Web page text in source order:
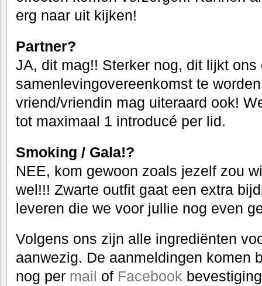
erg naar uit kijken!
Partner?
JA, dit mag!! Sterker nog, dit lijkt
samenlevingovereenkomst te
vriend/vriendin mag uiteraard ook!
tot maximaal 1 introducé per lid.
Smoking / Gala!?
NEE, kom gewoon zoals jezelf zou
wel!!! Zwarte outfit gaat een extra
leveren die we voor jullie nog even
Volgens ons zijn alle ingrediënten
aanwezig. De aanmeldingen komen
nog per mail of Facebook